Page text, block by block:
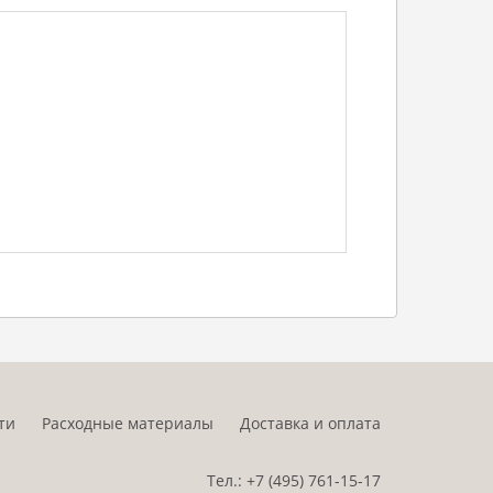
Расходные материалы Доставка и оплата
Тел.: +7 (495) 761-15-17